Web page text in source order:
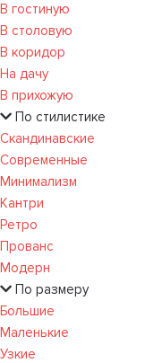
В гостиную
В столовую
В коридор
На дачу
В прихожую
По стилистике
Скандинавские
Современные
Минимализм
Кантри
Ретро
Прованс
Модерн
По размеру
Большие
Маленькие
Узкие